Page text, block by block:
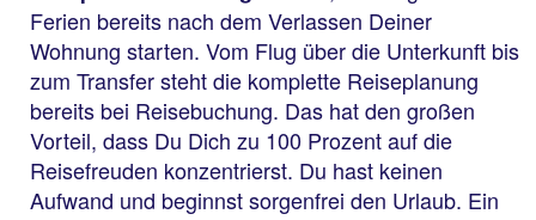
Ferien bereits nach dem Verlassen Deiner
Wohnung starten. Vom Flug über die Unterkunft bis
zum Transfer steht die komplette Reiseplanung
bereits bei Reisebuchung. Das hat den großen
Vorteil, dass Du Dich zu 100 Prozent auf die
Reisefreuden konzentrierst. Du hast keinen
Aufwand und beginnst sorgenfrei den Urlaub. Ein